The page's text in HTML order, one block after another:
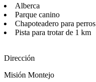
Alberca
Parque canino
Chapoteadero para perros
Pista para trotar de 1 km
Dirección
Misión Montejo